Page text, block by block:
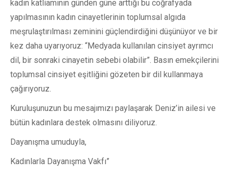
kadın katliamının günden güne arttığı bu coğrafyada
yapılmasının kadın cinayetlerinin toplumsal algıda
meşrulaştırılması zeminini güçlendirdiğini düşünüyor ve bir
kez daha uyarıyoruz: “Medyada kullanılan cinsiyet ayrımcı
dil, bir sonraki cinayetin sebebi olabilir”. Basın emekçilerini
toplumsal cinsiyet eşitliğini gözeten bir dil kullanmaya
çağırıyoruz.
Kuruluşunuzun bu mesajımızı paylaşarak Deniz’in ailesi ve
bütün kadınlara destek olmasını diliyoruz.
Dayanışma umuduyla,
Kadınlarla Dayanışma Vakfı”